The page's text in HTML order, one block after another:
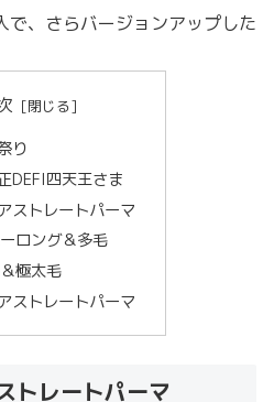
で、さらバージョンアップした
り
DEFI四天王さま
ストレートパーマ
ロング＆多毛
極太毛
ストレートパーマ
トレートパーマ